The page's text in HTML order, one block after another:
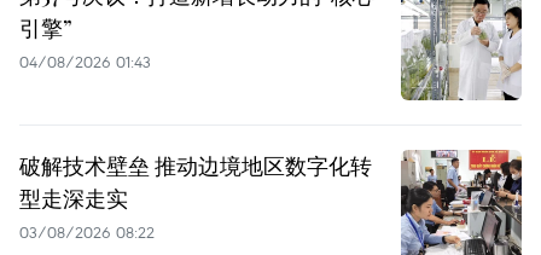
引擎”
04/08/2026 01:43
破解技术壁垒 推动边境地区数字化转
型走深走实
03/08/2026 08:22